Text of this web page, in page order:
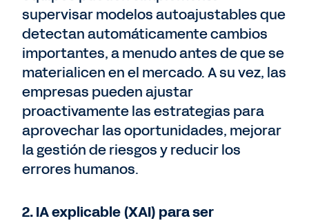
supervisar modelos autoajustables que
detectan automáticamente cambios
importantes, a menudo antes de quese
materialicen en el mercado. A su vez, las
empresas pueden ajustar
proactivamente las estrategias para
aprovechar las oportunidades, mejorar
la gestión de riesgos y reducir los
errores humanos.
2. IA explicable (XAI) para ser